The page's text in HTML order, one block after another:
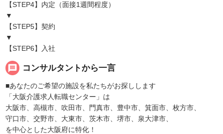
【STEP4】内定（面接1週間程度）
▼
【STEP5】契約
▼
【STEP6】入社
message コンサルタントから一言
■あなたのご希望の施設を私たちがお探しします
「大阪介護求人転職センター」は
大阪市、高槻市、吹田市、門真市、豊中市、箕面市、枚方市、
守口市、交野市、大東市、茨木市、堺市、泉大津市、
を中心とした大阪府に特化！